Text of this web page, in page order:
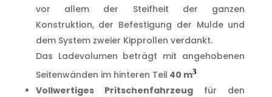
vor allem der Steifheit der ganzen
Konstruktion, der Befestigung der Mulde und
dem System zweier Kipprollen verdankt.
Das Ladevolumen beträgt mit angehobenen
Seitenwänden im hinteren Teil 40 m3
Vollwertiges Pritschenfahrzeugfür den